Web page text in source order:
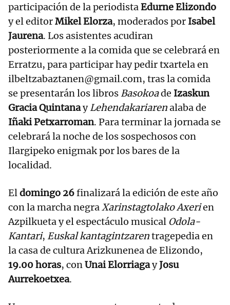
participación de la periodistaEdurne Elizondo
y el editorMikel Elorza, moderados por Isabel
Jaurena. Los asistentes acudiran
posteriormente a la comida que se celebrará en
Erratzu, para participar hay pedir txartela en
ilbeltzabaztanen@gmail.com, tras la comida
se presentarán los libros Basokoade Izaskun
Gracia QuintanayLehendakariarenalaba de
Iñaki Petxarroman. Para terminar la jornada se
celebrará la noche de los sospechosos con
Ilargipeko enigmak por los bares de la
localidad.
Eldomingo 26finalizará la edición de este año
con la marcha negraXarinstagtolako Axerien
Azpilkueta y el espectáculo musical Odola-
Kantari, Euskal kantagintzarentragepedia en
la casa de cultura Arizkunenea de Elizondo,
19.00 horas, conUnai ElorriagayJosu
Aurrekoetxea.